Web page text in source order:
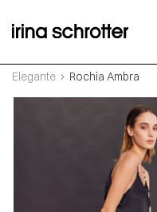
Elegante Rochia Ambra